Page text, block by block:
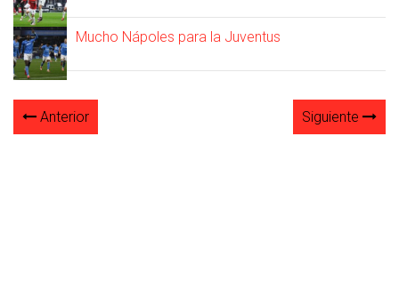
Mucho Nápoles para la Juventus
Anterior Siguiente